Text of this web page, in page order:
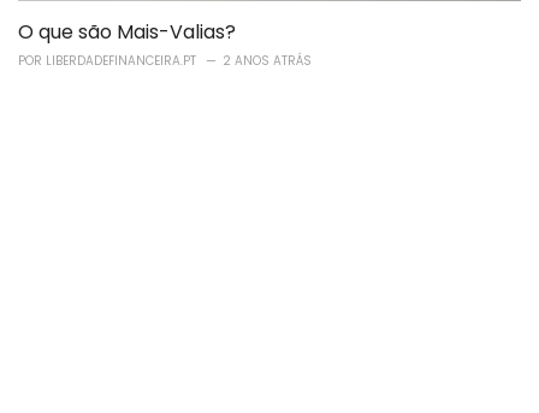
O que são Mais-Valias?
POR LIBERDADEFINANCEIRA.PT 2 ANOS ATRÁS